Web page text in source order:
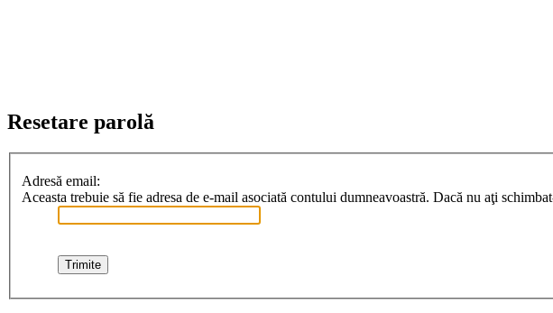
Resetare parolă
Adresă email:
Aceasta trebuie să fie adresa de e-mail asociată contului dumneavoastră. Dacă nu aţi